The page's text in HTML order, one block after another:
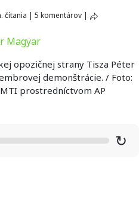
čítania | 5 komentárov |
opozičnej strany Tisza Péter
demonštrácie. / Foto:
prostredníctvom AP
↻